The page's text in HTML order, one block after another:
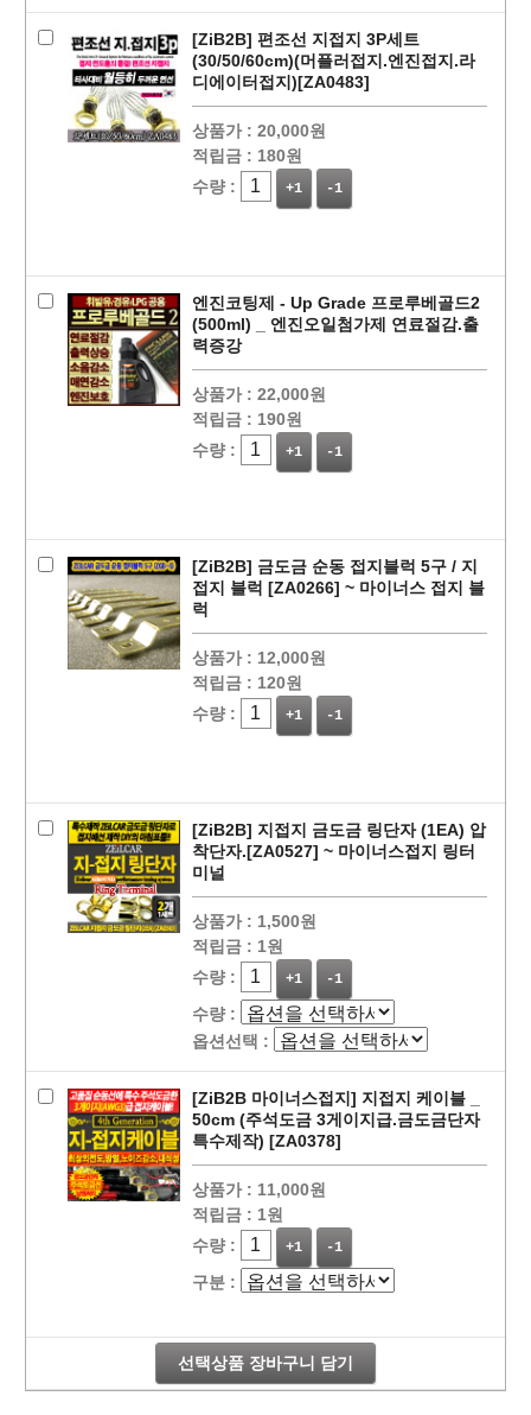
페이코 ID로
PAYCO 바로
[ZiB2B] 편조선 지접지 3P세트
(30/50/60cm)(머플러접지.엔진접지.라
디에이터접지)[ZA0483]
상품가 : 20,000원
적립금 : 180원
수량 :
+1 -1
엔진코팅제 - Up Grade 프로루베골드2
(500ml) _ 엔진오일첨가제 연료절감.출
력증강
상품가 : 22,000원
적립금 : 190원
수량 :
+1 -1
[ZiB2B] 금도금 순동 접지블럭 5구 / 지
접지 블럭 [ZA0266] ~ 마이너스 접지 블
럭
상품가 : 12,000원
적립금 : 120원
수량 :
+1 -1
[ZiB2B] 지접지 금도금 링단자 (1EA) 압
착단자.[ZA0527] ~ 마이너스접지 링터
미널
상품가 : 1,500원
적립금 : 1원
수량 :
+1 -1
수량 :
옵션선택 :
[ZiB2B 마이너스접지] 지접지 케이블 _
50cm (주석도금 3게이지급.금도금단자
특수제작) [ZA0378]
상품가 : 11,000원
적립금 : 1원
수량 :
+1 -1
구분 :
선택상품 장바구니 담기